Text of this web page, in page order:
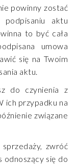
powinny zostać
aktu
to być cała
umowa
się na Twoim
aktu.
do czynienia z
ich przypadku na
związane
zwróć
odnoszący się do